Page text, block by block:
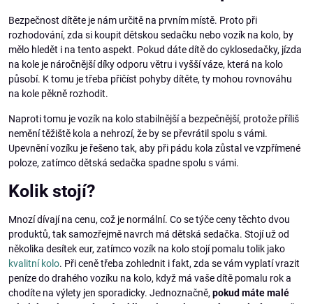
Bezpečnost dítěte je nám určitě na prvním místě. Proto při
rozhodování, zda si koupit dětskou sedačku nebo vozík na kolo, by
mělo hledět i na tento aspekt. Pokud dáte dítě do cyklosedačky, jízda
na kole je náročnější díky odporu větru i vyšší váze, která na kolo
působí. K tomu je třeba přičíst pohyby dítěte, ty mohou rovnováhu
na kole pěkně rozhodit.
Naproti tomu je vozík na kolo stabilnější a bezpečnější, protože příliš
nemění těžiště kola a nehrozí, že by se převrátil spolu s vámi.
Upevnění vozíku je řešeno tak, aby při pádu kola zůstal ve vzpřímené
poloze, zatímco dětská sedačka spadne spolu s vámi.
Kolik stojí?
Mnozí dívají na cenu, což je normální. Co se týče ceny těchto dvou
produktů, tak samozřejmě navrch má dětská sedačka. Stojí už od
několika desítek eur, zatímco vozík na kolo stojí pomalu tolik jako
kvalitní kolo. Při ceně třeba zohlednit i fakt, zda se vám vyplatí vrazit
peníze do drahého vozíku na kolo, když má vaše dítě pomalu rok a
chodíte na výlety jen sporadicky. Jednoznačně, pokud máte malé